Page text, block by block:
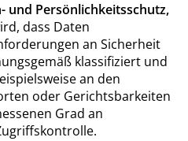
und Persönlichkeitsschutz,
dass Daten
an Sicherheit
klassifiziert und
an den
oder Gerichtsbarkeiten
Grad an